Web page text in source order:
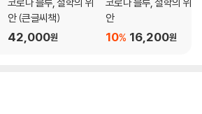
안 (큰글씨책)
42,000원
안
16,200원
10%